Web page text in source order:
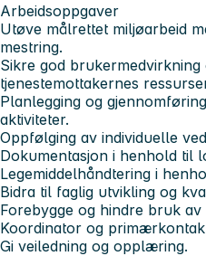
Arbeidsoppgaver
Utøve målrettet miljøarbeid
mestring.
Sikre god brukermedvirkning
tjenestemottakernes
Planlegging og
aktiviteter.
Oppfølging av individuelle
Dokumentasjon i henhold til
Legemiddelhåndtering i
Bidra til faglig utvikling og
Forebygge og hindre bruk av
Koordinator og
Gi veiledning og opplæring.